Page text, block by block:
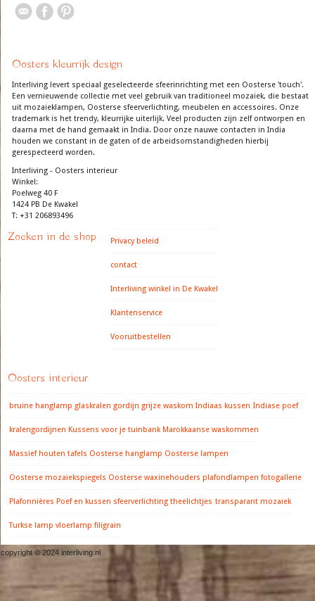
Oosters kleurrijk design
Interliving levert speciaal geselecteerde sfeerinrichting met een Oosterse 'touch'.
Een vernieuwende collectie met veel gebruik van traditioneel mozaiek, die bestaat
uit mozaieklampen, Oosterse sfeerverlichting, meubelen en accessoires. Onze
trademark is het trendy, kleurrijke uiterlijk. Veel producten zijn zelf ontworpen en
daarna met de hand gemaakt in India. Door onze nauwe contacten in India
houden we constant in de gaten of de arbeidsomstandigheden hierbij
gerespecteerd worden.
Interliving - Oosters interieur
Winkel:
Poelweg 40 F
1424 PB De Kwakel
T: +31 206893496
Zoeken in de shop Privacy beleid
contact
Interliving winkel in De Kwakel
Klantenservice
Vooruitbestellen
Oosters interieur
bruine hanglamp glaskralen gordijn grijze waskom Indiaas kussen Indiase poef
kralengordijnen Kussens voor je tuinbank Marokkaanse waskommen
Massief houten tafels Oosterse hanglamp Oosterse lampen
Oosterse mozaiekspiegels Oosterse waxinehouders plafondlampen fotogallerie
Plafonnières Poef en kussen sfeerverlichting theelichtjes transparant mozaiek
Turkse lamp vloerlamp filigrain
copyright © 2024 interliving.nl